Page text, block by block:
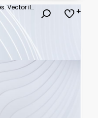
The image of the sloth in the glasses. Vector illustration.